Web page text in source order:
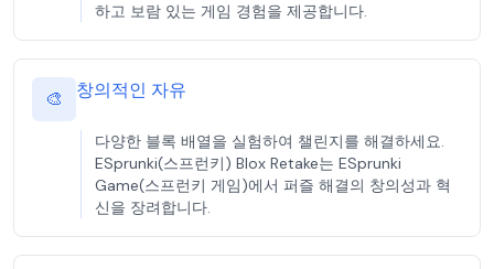
하고 보람 있는 게임 경험을 제공합니다.
🎨 창의적인 자유
다양한 블록 배열을 실험하여 챌린지를 해결하세요.
ESprunki(스프런키) Blox Retake는 ESprunki
Game(스프런키 게임)에서 퍼즐 해결의 창의성과 혁
신을 장려합니다.